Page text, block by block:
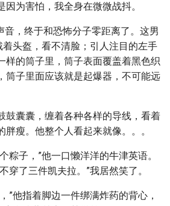
为害怕，我全身在微微战抖。
音，终于和恐怖分子零距离了。这男
头盔，看不清脸；引人注目的左手
样的筒子里，筒子表面覆盖着黑色织
筒子里面应该就是起爆器，不可能远
鼓囊囊，缠着各种各样的导线，看着
胖瘦。他整个人看起来就像。。。
粽子，”他一口懒洋洋的牛津英语。
穿了三件凯夫拉。”我居然笑了。
”他指着脚边一件绑满炸药的背心，